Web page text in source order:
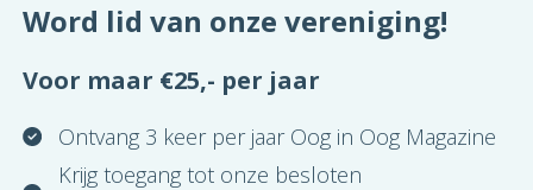
Word lid van onze vereniging!
Voor maar €25,- per jaar
Ontvang 3 keer per jaar Oog in Oog Magazine
Krijg toegang tot onze besloten